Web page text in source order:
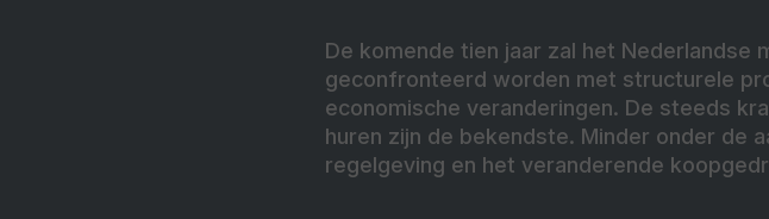
De komende tien jaar zal het
geconfronteerd worden met structurele
economische veranderingen. De steeds
huren zijn de bekendste. Minder onder de
regelgeving en het veranderende